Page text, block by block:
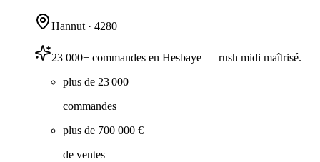
Hannut · 4280
23 000+ commandes en Hesbaye — rush midi maîtrisé.
plus de 23 000
commandes
plus de 700 000 €
de ventes